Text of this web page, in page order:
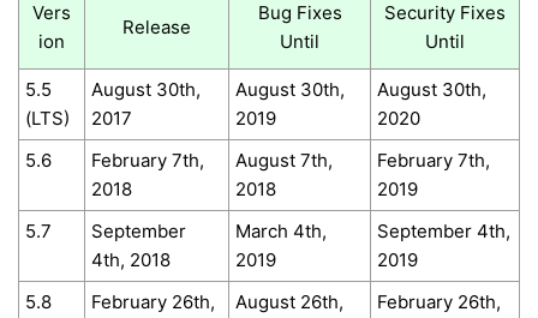
Vers
ion
Release
Bug Fixes
Until
Security Fixes
Until
5.5
(LTS)
August 30th,
2017
August 30th,
2019
August 30th,
2020
5.6
February 7th,
2018
August 7th,
2018
February 7th,
2019
5.7
September
4th, 2018
March 4th,
2019
September 4th,
2019
5.8
February 26th,
August 26th,
February 26th,